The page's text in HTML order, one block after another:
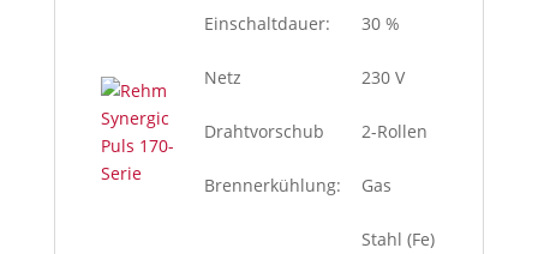
Einschaltdauer: 30 %
Netz 230 V
Drahtvorschub 2-Rollen
Brennerkühlung: Gas
Stahl (Fe)